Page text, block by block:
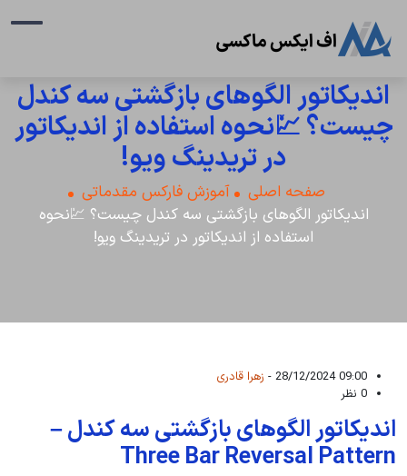
اندیکاتور الگوهای بازگشتی سه کندل
چیست؟ 💹نحوه استفاده از اندیکاتور
در تریدینگ ویو!
صفحه اصلی
آموزش فارکس مقدماتی
اندیکاتور الگوهای بازگشتی سه کندل چیست؟ 💹نحوه
استفاده از اندیکاتور در تریدینگ ویو!
09:00 28/12/2024 -
زهرا قادری
0 نظر
اندیکاتور الگوهای بازگشتی سه کندل –
Three Bar Reversal Pattern